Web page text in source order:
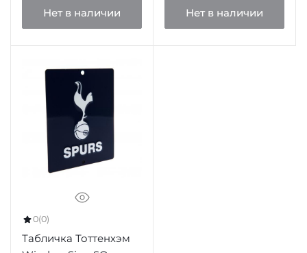
Нет в наличии
Нет в наличии
0(0)
Табличка Тоттенхэм